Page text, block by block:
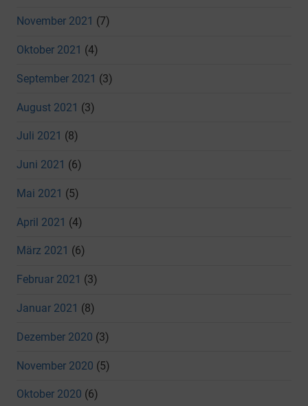
November 2021 (7)
Oktober 2021 (4)
September 2021 (3)
August 2021 (3)
Juli 2021 (8)
Juni 2021 (6)
Mai 2021 (5)
April 2021 (4)
März 2021 (6)
Februar 2021 (3)
Januar 2021 (8)
Dezember 2020 (3)
November 2020 (5)
Oktober 2020 (6)